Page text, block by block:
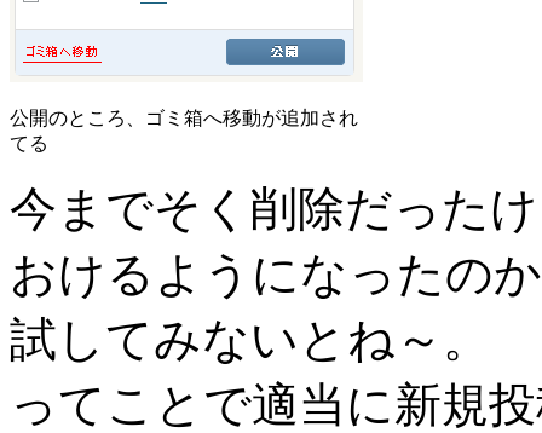
公開のところ、ゴミ箱へ移動が追加され
てる
今までそく削除だった
おけるようになったの
試してみないとね～。
ってことで適当に新規